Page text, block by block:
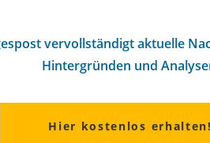
vervollständigt aktuelle
Hintergründen und
Hier kostenlos erhalten!